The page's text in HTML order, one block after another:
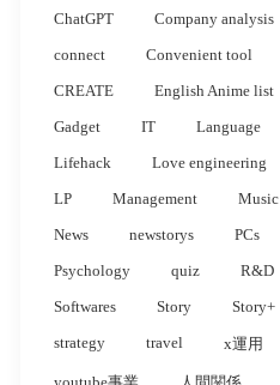
ChatGPT
Company analysis
connect
Convenient tool
CREATE
English Anime list
Gadget
IT
Language
Lifehack
Love engineering
LP
Management
Music
News
newstorys
PCs
Psychology
quiz
R&D
Softwares
Story
Story+
strategy
travel x運用